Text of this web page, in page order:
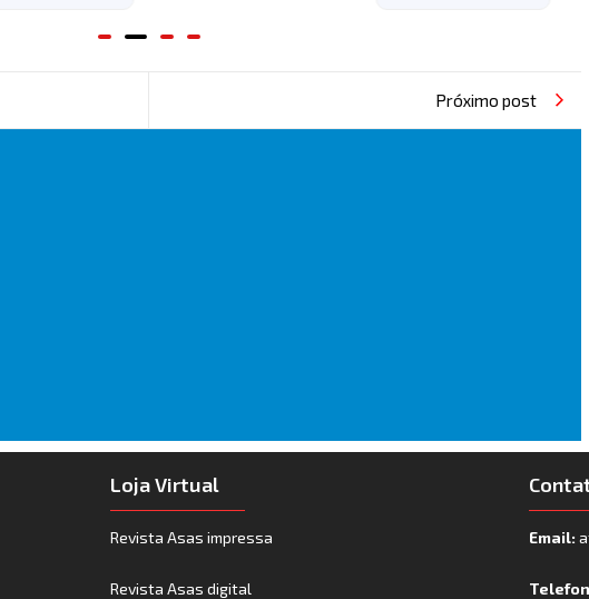
Próximo post
Loja Virtual
Revista Asas impressa
Revista Asas digital
Email: